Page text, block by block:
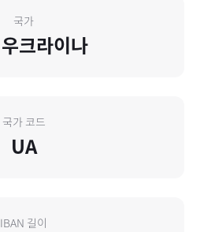
국가
우크라이나
국가 코드
UA
IBAN 길이